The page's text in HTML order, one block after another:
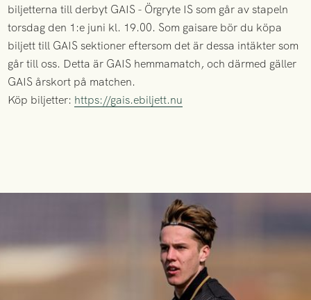
biljetterna till derbyt GAIS - Örgryte IS som går av stapeln
torsdag den 1:e juni kl. 19.00. Som gaisare bör du köpa
biljett till GAIS sektioner eftersom det är dessa intäkter som
går till oss. Detta är GAIS hemmamatch, och därmed gäller
GAIS årskort på matchen.
Köp biljetter: https://gais.ebiljett.nu